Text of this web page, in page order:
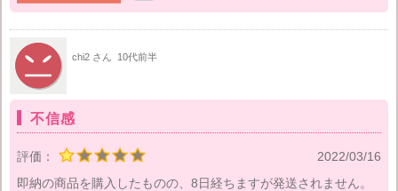
chi2 さん 10代前半
不信感
評価：
2022/03/16
即納の商品を購入したものの、8日経ちますが発送されません。